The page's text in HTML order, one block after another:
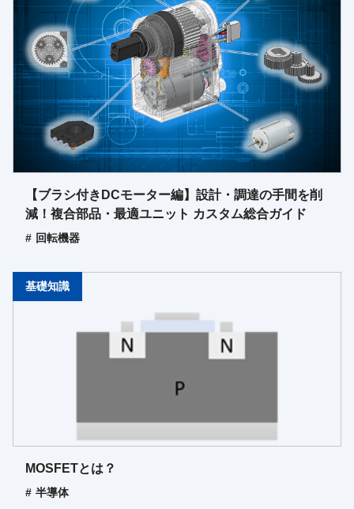
【ブラシ付きDCモーター編】設計・調達の手間を削
減！複合部品・最適ユニット カスタム総合ガイド
回転機器
基礎知識
MOSFETとは？
半導体